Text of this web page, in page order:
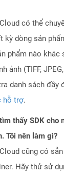
có thể
kỳ dòng sản
phẩm nào khác
ảnh (TIFF,
danh sách đầy
hỗ trợ.
thấy SDK cho
Tôi nên làm gì?
cũng có
Hãy thử sử